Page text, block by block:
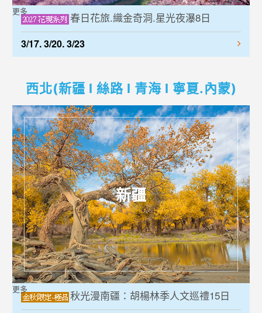
春日花旅.織金奇洞.星光夜瀑8日
3/17. 3/20. 3/23
更多
西北(新疆 l 絲路 l 青海 l 寧夏.內蒙)
新疆
秋光漫南疆：胡楊林季人文巡禮15日
更多